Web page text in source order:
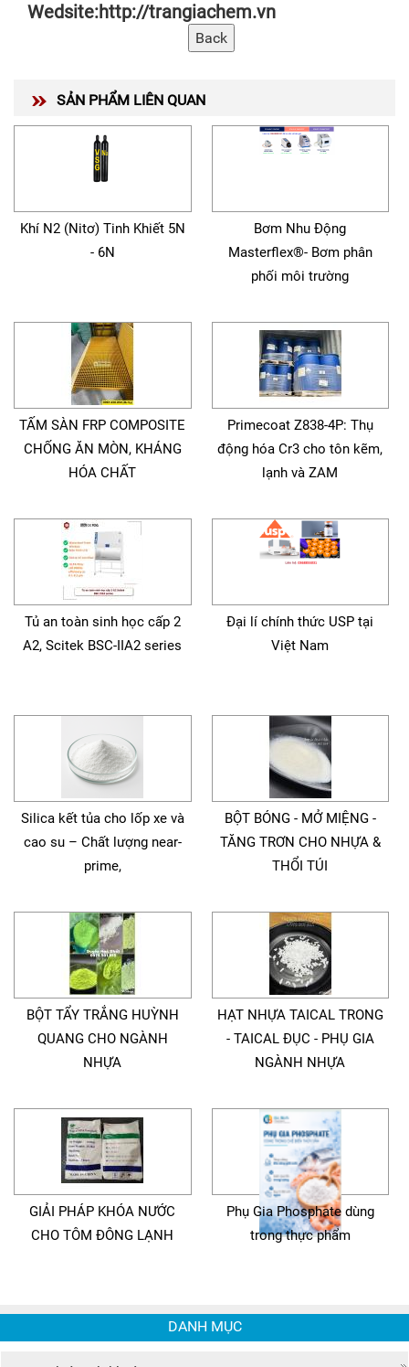
Wedsite:http://trangiachem.vn
SẢN PHẨM LIÊN QUAN
Khí N2 (Nitơ) Tinh Khiết 5N
- 6N
Bơm Nhu Động
Masterflex®- Bơm phân
phối môi trường
TẤM SÀN FRP COMPOSITE
CHỐNG ĂN MÒN, KHÁNG
HÓA CHẤT
Primecoat Z838-4P: Thụ
động hóa Cr3 cho tôn kẽm,
lạnh và ZAM
Tủ an toàn sinh học cấp 2
A2, Scitek BSC-IIA2 series
Đại lí chính thức USP tại
Việt Nam
Silica kết tủa cho lốp xe và
cao su – Chất lượng near-
prime,
BỘT BÓNG - MỞ MIỆNG -
TĂNG TRƠN CHO NHỰA &
THỔI TÚI
BỘT TẨY TRẮNG HUỲNH
QUANG CHO NGÀNH
NHỰA
HẠT NHỰA TAICAL TRONG
- TAICAL ĐỤC - PHỤ GIA
NGÀNH NHỰA
GIẢI PHÁP KHÓA NƯỚC
CHO TÔM ĐÔNG LẠNH
Phụ Gia Phosphate dùng
trong thực phẩm
DANH MỤC